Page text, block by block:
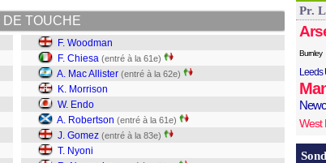
DE TOUCHE
F. Woodman
F. Chiesa (entré à la 61e)
A. Mac Allister (entré à la 62e)
K. Morrison
W. Endo
A. Robertson (entré à la 61e)
J. Gomez (entré à la 83e)
T. Nyoni
Pr.
Burnley
Leeds
West